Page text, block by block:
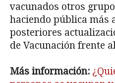
vacunados otros
haciendo pública más
posteriores
de Vacunación frente
Más información: